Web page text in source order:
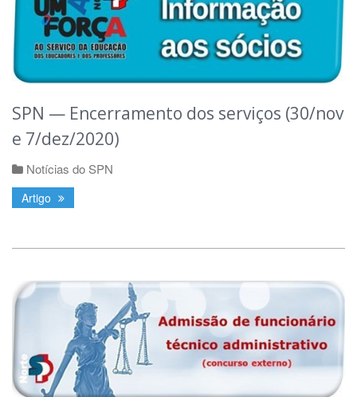
SPN — Encerramento dos serviços (30/nov
e 7/dez/2020)
Notícias do SPN
Artigo